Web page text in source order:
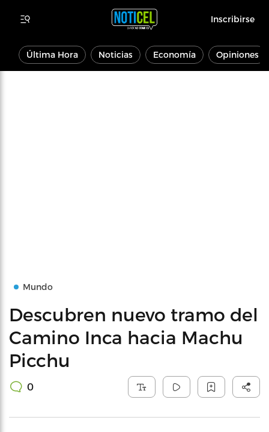
Inscribirse
Última Hora Noticias Economía Opiniones
Mundo
Descubren nuevo tramo del
Camino Inca hacia Machu
Picchu
0